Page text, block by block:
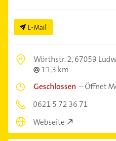
E-Mail
Wörthstr. 2,67059
11,3 km
Geschlossen –Öffnet
0621 5 72 36 71
Webseite